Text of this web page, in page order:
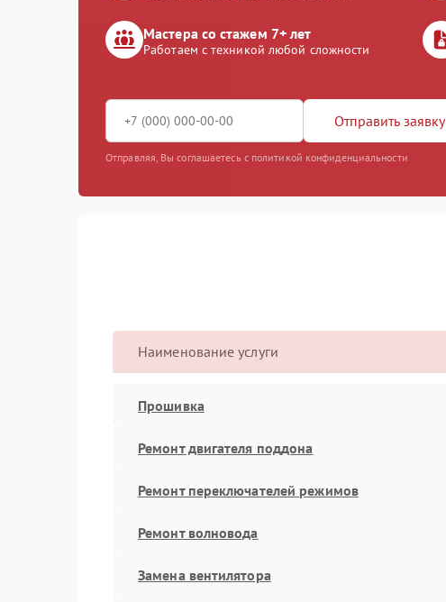
Мастера со стажем 7+ лет
Работаем с техникой любой сложности
Отправить заявку
Отправляя, Вы соглашаетесь с политикой конфиденциальности
Наименование услуги
Прошивка
Ремонт двигателя поддона
Ремонт переключателей режимов
Ремонт волновода
Замена вентилятора